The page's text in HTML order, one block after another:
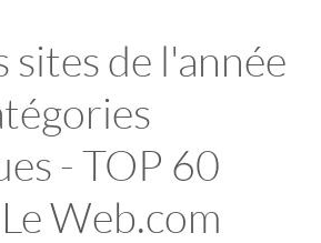
sites de l'année
- TOP 60
Web.com